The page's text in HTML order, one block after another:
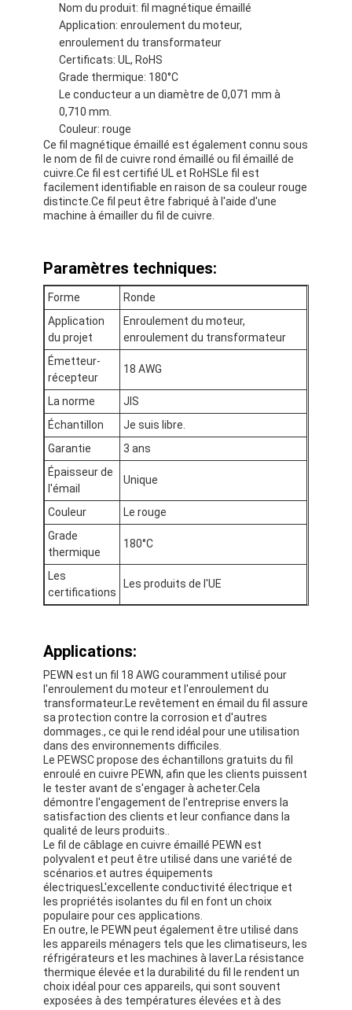
À la maison
Produits
À propos de nous
Visite de l'usine
Contrôle de qualité
Nous contacter
Nouvelles
Les affaires
Demandez un devis
fils ronds de cuivre émaillés
Fil de laminage en cuivre émaillé
Nom du produit: fil magnétique émaillé
Application: enroulement du moteur,
enroulement du transformateur
Certificats: UL, RoHS
Grade thermique: 180°C
Le conducteur a un diamètre de 0,071 mm à
0,710 mm.
Couleur: rouge
Ce fil magnétique émaillé est également connu sous
le nom de fil de cuivre rond émaillé ou fil émaillé de
cuivre.Ce fil est certifié UL et RoHSLe fil est
facilement identifiable en raison de sa couleur rouge
distincte.Ce fil peut être fabriqué à l'aide d'une
machine à émailler du fil de cuivre.
Paramètres techniques:
Forme
Ronde
Application
du projet
Enroulement du moteur,
enroulement du transformateur
Émetteur-
récepteur
18 AWG
La norme
JIS
Échantillon
Je suis libre.
Garantie
3 ans
Épaisseur de
l'émail
Unique
Couleur
Le rouge
Grade
thermique
180°C
Les
certifications
Les produits de l'UE
Applications:
PEWN est un fil 18 AWG couramment utilisé pour
l'enroulement du moteur et l'enroulement du
transformateur.Le revêtement en émail du fil assure
sa protection contre la corrosion et d'autres
dommages., ce qui le rend idéal pour une utilisation
dans des environnements difficiles.
Le PEWSC propose des échantillons gratuits du fil
enroulé en cuivre PEWN, afin que les clients puissent
le tester avant de s'engager à acheter.Cela
démontre l'engagement de l'entreprise envers la
satisfaction des clients et leur confiance dans la
qualité de leurs produits..
Le fil de câblage en cuivre émaillé PEWN est
polyvalent et peut être utilisé dans une variété de
scénarios.et autres équipements
électriquesL'excellente conductivité électrique et
les propriétés isolantes du fil en font un choix
populaire pour ces applications.
En outre, le PEWN peut également être utilisé dans
les appareils ménagers tels que les climatiseurs, les
réfrigérateurs et les machines à laver.La résistance
thermique élevée et la durabilité du fil le rendent un
choix idéal pour ces appareils, qui sont souvent
exposées à des températures élevées et à des